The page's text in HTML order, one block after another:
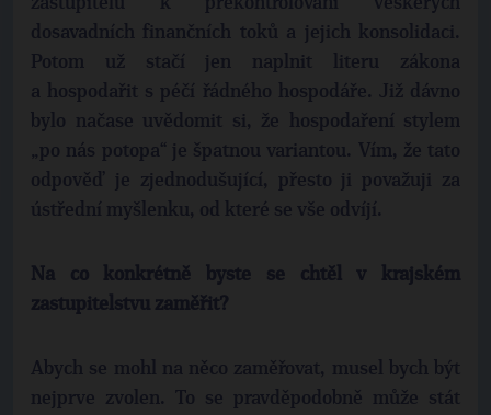
dosavadních finančních toků a jejich konsolidaci.
Potom už stačí jen naplnit literu zákona
a hospodařit s péčí řádného hospodáře. Již dávno
bylo načase uvědomit si, že hospodaření stylem
„po nás potopa“ je špatnou variantou. Vím, že tato
odpověď je zjednodušující, přesto ji považuji za
ústřední myšlenku, od které se vše odvíjí.
Na co konkrétně byste se chtěl v krajském
zastupitelstvu zaměřit?
Abych se mohl na něco zaměřovat, musel bych být
nejprve zvolen. To se pravděpodobně může stát